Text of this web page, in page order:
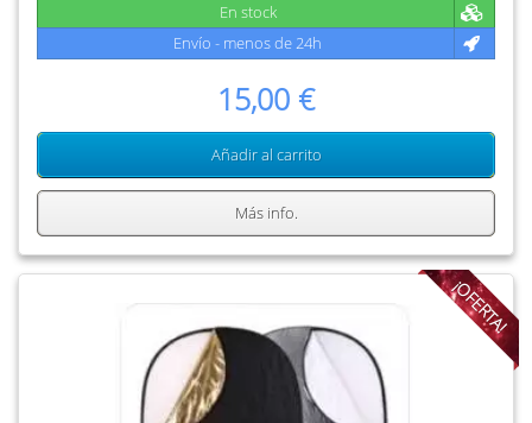
En stock
Envío - menos de 24h
15,00 €
Añadir al carrito
Más info.
¡OFERTA!